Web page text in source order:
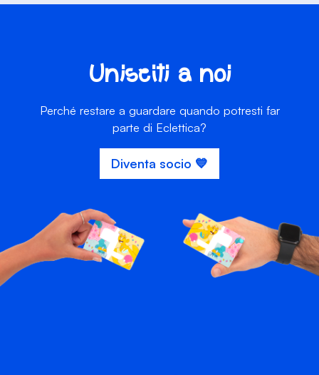
Unisciti a noi
Perché restare a guardare quando potresti far
parte di Eclettica?
Diventa socio 💙